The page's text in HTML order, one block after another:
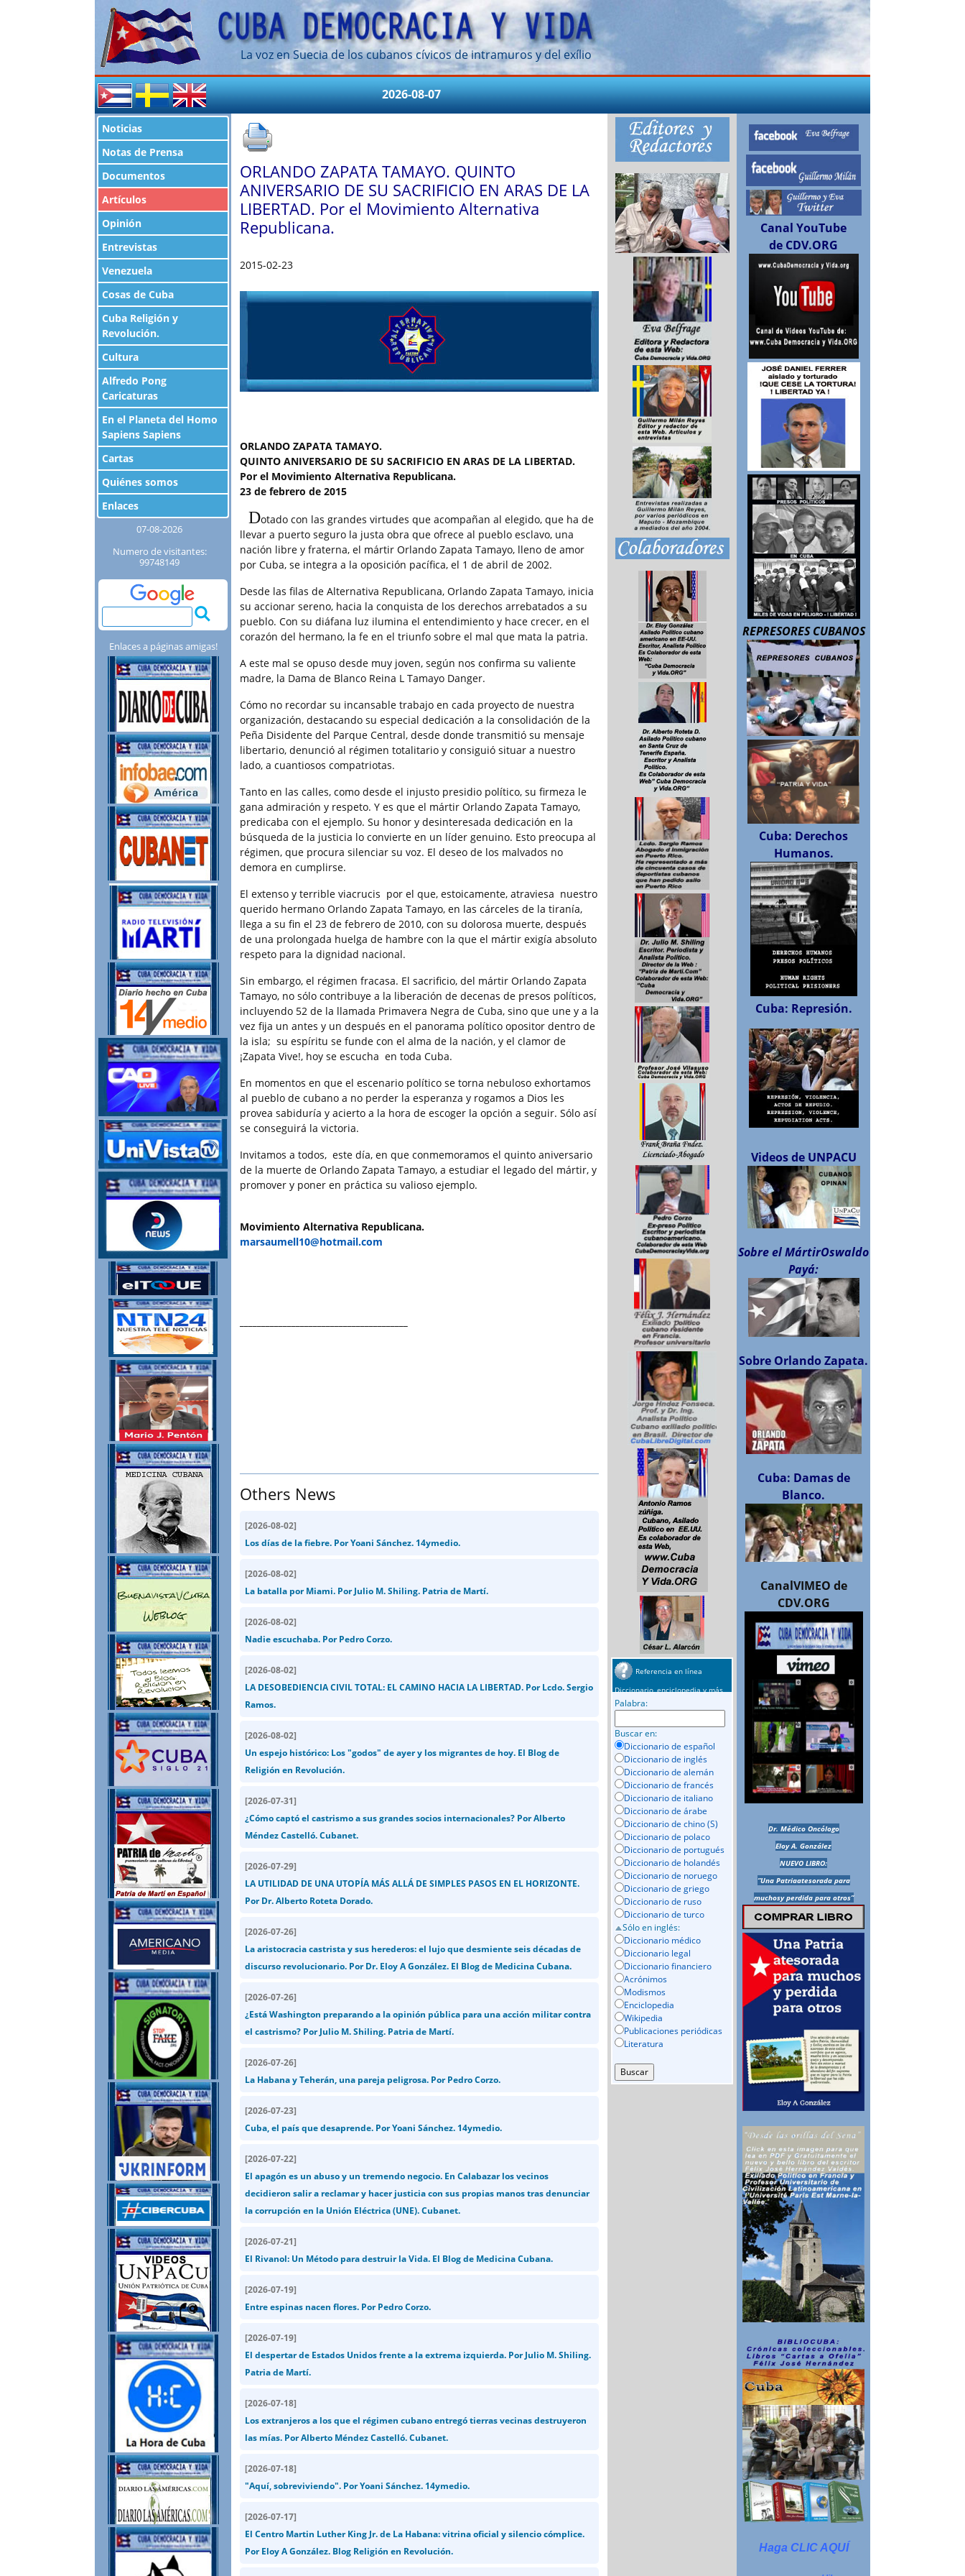
La voz en Suecia de los cubanos cívicos de intramuros y del exílio
2026-08-07
Noticias
Notas de Prensa
Documentos
Artículos
Opinión
Entrevistas
Venezuela
Cosas de Cuba
Cuba Religión y
Revolución.
Cultura
Alfredo Pong
Caricaturas
En el Planeta del Homo
Sapiens Sapiens
Cartas
Quiénes somos
Enlaces
07-08-2026
Numero de visitantes:
99748149
Enlaces a páginas amigas!
ORLANDO ZAPATA TAMAYO. QUINTO
ANIVERSARIO DE SU SACRIFICIO EN ARAS DE LA
LIBERTAD. Por el Movimiento Alternativa
Republicana.
2015-02-23
ORLANDO ZAPATA TAMAYO.
QUINTO ANIVERSARIO DE SU SACRIFICIO EN ARAS DE LA LIBERTAD.
Por el Movimiento Alternativa Republicana.
23 de febrero de 2015
Dotado con las grandes virtudes que acompañan al elegido, que ha de
llevar a puerto seguro la justa obra que ofrece al pueblo esclavo, una
nación libre y fraterna, el mártir Orlando Zapata Tamayo, lleno de amor
por Cuba, se integra a la oposición pacífica, el 1 de abril de 2002.
Desde las filas de Alternativa Republicana, Orlando Zapata Tamayo, inicia
su accionar sereno, hacia la conquista de los derechos arrebatados a su
pueblo. Con su diáfana luz ilumina el entendimiento y hace crecer, en el
corazón del hermano, la fe en el triunfo sobre el mal que mata la patria.
A este mal se opuso desde muy joven, según nos confirma su valiente
madre, la Dama de Blanco Reina L Tamayo Danger.
Cómo no recordar su incansable trabajo en cada proyecto de nuestra
organización, destacando su especial dedicación a la consolidación de la
Peña Disidente del Parque Central, desde donde transmitió su mensaje
libertario, denunció al régimen totalitario y consiguió situar a nuestro
lado, a cuantiosos compatriotas.
Tanto en las calles, como desde el injusto presidio político, su firmeza le
gana admiración y respeto. Y es que el mártir Orlando Zapata Tamayo,
predicaba con el ejemplo. Su honor y desinteresada dedicación en la
búsqueda de la justicia lo convierte en un líder genuino. Esto preocupa al
régimen, que procura silenciar su voz. El deseo de los malvados no
demora en cumplirse.
El extenso y terrible viacrucis por el que, estoicamente, atraviesa nuestro
querido hermano Orlando Zapata Tamayo, en las cárceles de la tiranía,
llega a su fin el 23 de febrero de 2010, con su dolorosa muerte, después
de una prolongada huelga de hambre con la que el mártir exigía absoluto
respeto para la dignidad nacional.
Sin embargo, el régimen fracasa. El sacrificio, del mártir Orlando Zapata
Tamayo, no sólo contribuye a la liberación de decenas de presos políticos,
incluyendo 52 de la llamada Primavera Negra de Cuba, sino que une y a la
vez fija un antes y un después en el panorama político opositor dentro de
la isla; su espíritu se funde con el alma de la nación, y el clamor de
¡Zapata Vive!, hoy se escucha en toda Cuba.
En momentos en que el escenario político se torna nebuloso exhortamos
al pueblo de cubano a no perder la esperanza y rogamos a Dios les
provea sabiduría y acierto a la hora de escoger la opción a seguir. Sólo así
se conseguirá la victoria.
Invitamos a todos, este día, en que conmemoramos el quinto aniversario
de la muerte de Orlando Zapata Tamayo, a estudiar el legado del mártir, y
promover y poner en práctica su valioso ejemplo.
Movimiento Alternativa Republicana.
marsaumell10@hotmail.com
Others News
[2026-08-02]
Los días de la fiebre. Por Yoani Sánchez. 14ymedio.
[2026-08-02]
La batalla por Miami. Por Julio M. Shiling. Patria de Martí.
[2026-08-02]
Nadie escuchaba. Por Pedro Corzo.
[2026-08-02]
LA DESOBEDIENCIA CIVIL TOTAL: EL CAMINO HACIA LA LIBERTAD. Por Lcdo. Sergio
Ramos.
[2026-08-02]
Un espejo histórico: Los "godos" de ayer y los migrantes de hoy. El Blog de
Religión en Revolución.
[2026-07-31]
¿Cómo captó el castrismo a sus grandes socios internacionales? Por Alberto
Méndez Castelló. Cubanet.
[2026-07-29]
LA UTILIDAD DE UNA UTOPÍA MÁS ALLÁ DE SIMPLES PASOS EN EL HORIZONTE.
Por Dr. Alberto Roteta Dorado.
[2026-07-26]
La aristocracia castrista y sus herederos: el lujo que desmiente seis décadas de
discurso revolucionario. Por Dr. Eloy A González. El Blog de Medicina Cubana.
[2026-07-26]
¿Está Washington preparando a la opinión pública para una acción militar contra
el castrismo? Por Julio M. Shiling. Patria de Martí.
[2026-07-26]
La Habana y Teherán, una pareja peligrosa. Por Pedro Corzo.
[2026-07-23]
Cuba, el país que desaprende. Por Yoani Sánchez. 14ymedio.
[2026-07-22]
El apagón es un abuso y un tremendo negocio. En Calabazar los vecinos
decidieron salir a reclamar y hacer justicia con sus propias manos tras denunciar
la corrupción en la Unión Eléctrica (UNE). Cubanet.
[2026-07-21]
El Rivanol: Un Método para destruir la Vida. El Blog de Medicina Cubana.
[2026-07-19]
Entre espinas nacen flores. Por Pedro Corzo.
[2026-07-19]
El despertar de Estados Unidos frente a la extrema izquierda. Por Julio M. Shiling.
Patria de Martí.
[2026-07-18]
Los extranjeros a los que el régimen cubano entregó tierras vecinas destruyeron
las mías. Por Alberto Méndez Castelló. Cubanet.
[2026-07-18]
"Aquí, sobreviviendo". Por Yoani Sánchez. 14ymedio.
[2026-07-17]
El Centro Martin Luther King Jr. de La Habana: vitrina oficial y silencio cómplice.
Por Eloy A González. Blog Religión en Revolución.
Referencia en línea
Diccionario, enciclopedia y más
Palabra:
Buscar en:
Diccionario de español
Diccionario de inglés
Diccionario de alemán
Diccionario de francés
Diccionario de italiano
Diccionario de árabe
Diccionario de chino (S)
Diccionario de polaco
Diccionario de portugués
Diccionario de holandés
Diccionario de noruego
Diccionario de griego
Diccionario de ruso
Diccionario de turco
Sólo en inglés:
Diccionario médico
Diccionario legal
Diccionario financiero
Acrónimos
Modismos
Enciclopedia
Wikipedia
Publicaciones periódicas
Literatura
Canal YouTube
de CDV.ORG
REPRESORES CUBANOS
Cuba: Derechos
Humanos.
Cuba: Represión.
Videos de UNPACU
Sobre el MártirOswaldo
Payá:
Sobre Orlando Zapata.
Cuba: Damas de
Blanco.
CanalVIMEO de
CDV.ORG
Dr. Médico Oncólogo
Eloy A. González
NUEVO LIBRO:
“Una Patriaatesorada para
muchosy perdida para otros”
Haga CLIC AQUÍ